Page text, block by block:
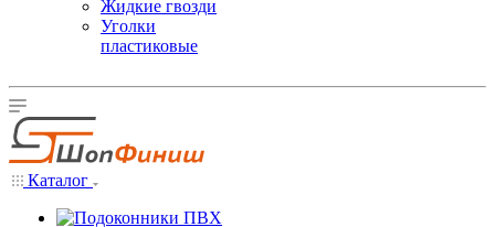
Жидкие гвозди
Уголки
пластиковые
Каталог